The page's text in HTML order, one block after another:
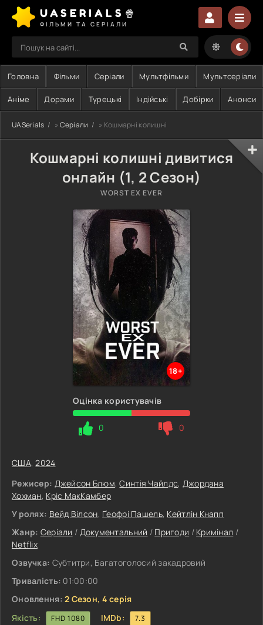
UASERIALS🍿
ФІЛЬМИ ТА СЕРІАЛИ
Головна Фільми Серіали Мультфільми Мультсеріали
Аніме Дорами Турецькі Індійські Добірки Анонси
UASerials » Серіали » Кошмарні колишні
Кошмарні колишні дивитися
онлайн (1, 2 Сезон)
WORST EX EVER
18+
Оцінка користувачів
0 0
США,2024
Режисер: Джейсон Блюм,Синтія Чайлдс, Джордана
Хохман, Кріс МакКамбер
У ролях: Вейд Вілсон, Ґеофрі Пашель, Кейтлін Кнапп
Жанр: Серіали / Документальний / Пригоди / Кримінал /
Netflix
Озвучка: Субтитри, Багатоголосий закадровий
Тривалість: 01:00:00
Оновлення: 2 Сезон, 4 серія
Якість:
FHD 1080 IMDb: 7.3